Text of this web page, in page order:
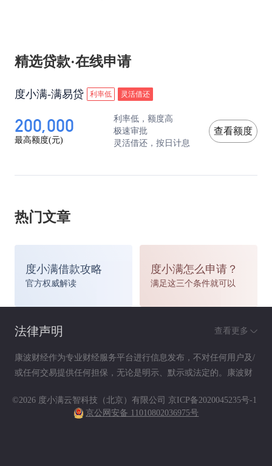
据介绍，《规范》主要根据成年人重疾险的特
点，对重疾险产品中最常见的25种疾病定义进行了
统一和规范，明确要求保险行业使用统一的重疾定
义后，成年人重疾险产品的保障范围必须包括25种
重大疾病中发生率和理赔率最高的6种疾病。
这6种重大疾病是：恶性肿瘤——不包括部分
称冠状动脉旁路移植术）——须开胸手术；终末期
肾病（或称慢性肾功能衰竭尿毒症期）——须透析
精选贷款·在线申请
度小满-满易贷 利率低 灵活借还
200,000
最高额度(元)
利率低，额度高
极速审批
灵活借还，按日计息
查看额度
热门文章
度小满借款攻略
官方权威解读
度小满怎么申请？
满足这三个条件就可以
法律声明 查看更多
康波财经作为专业财经服务平台进行信息发布，不对任何用户及/
或任何交易提供任何担保，无论是明示、默示或法定的。康波财
链接）仅供参考（如：历史或预期收益不代表实际收益），不作
为任何法律文件，亦不构成任何邀约、投资建议或承诺，用户应
©2026 度小满云智科技（北京）有限公司 京ICP备2020045235号-1
京公网安备 11010802036975号